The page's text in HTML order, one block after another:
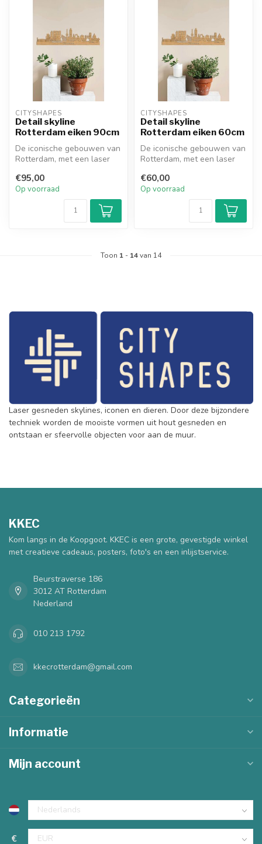
CITYSHAPES
Detail skyline
Rotterdam eiken 90cm
De iconische gebouwen van
Rotterdam, met een laser
e...
€95,00
Op voorraad
CITYSHAPES
Detail skyline
Rotterdam eiken 60cm
De iconische gebouwen van
Rotterdam, met een laser
e...
€60,00
Op voorraad
Toon 1 - 14van 14
Laser gesneden skylines, iconen en dieren. Door deze bijzondere
techniek worden de mooiste vormen uit hout gesneden en
ontstaan er sfeervolle objecten voor aan de muur.
KKEC
Kom langs in de Koopgoot. KKEC is een grote, gevestigde winkel
met creatieve cadeaus, posters, foto's en een inlijstservice.
Beurstraverse 186
3012 AT Rotterdam
Nederland
010 213 1792
kkecrotterdam@gmail.com
Categorieën
Informatie
Mijn account
€